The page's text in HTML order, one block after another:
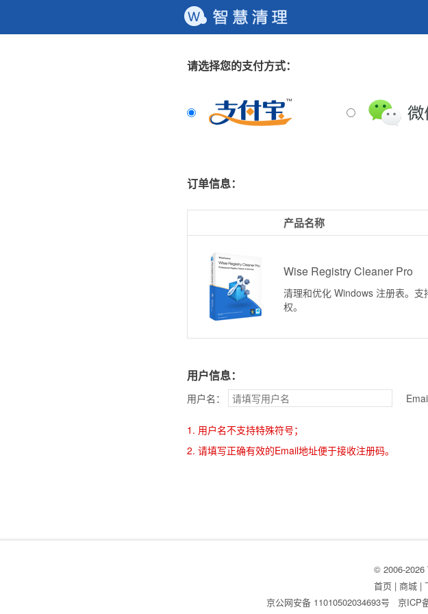
请选择您的支付方式：
订单信息：
产品名称
Wise Registry Cleaner Pro
清理和优化 Windows 注册表。
权。
用户信息：
用户名：
1. 用户名不支持特殊符号；
2. 请填写正确有效的Email地址便于接收注册码。
© 2006-2026
首页 | 商城 |
京公网安备 11010502034693号
京ICP